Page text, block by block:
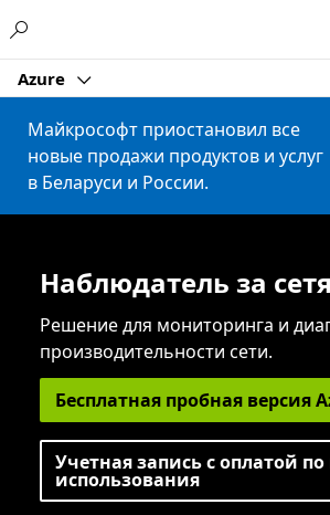
Azure
Майкрософт приостановил все
новые продажи продуктов и услуг
в Беларуси и России.
Наблюдатель за
Решение для мониторинга и
производительности сети.
Бесплатная пробная версия
Учетная запись с оплатой
использования